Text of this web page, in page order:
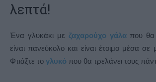
λεπτά!
Ένα γλυκάκι με ζαχαρούχο γάλα που θα
είναι πανεύκολο και είναι έτοιμο μέσα σε
Φτιάξτε το γλυκό που θα τρελάνει τους